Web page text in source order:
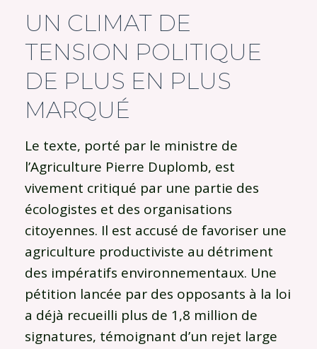
UN CLIMAT DE
TENSION POLITIQUE
DE PLUS EN PLUS
MARQUÉ
Le texte, porté par le ministre de
l’Agriculture Pierre Duplomb, est
vivement critiqué par une partie des
écologistes et des organisations
citoyennes. Il est accusé de favoriser une
agriculture productiviste au détriment
des impératifs environnementaux. Une
pétition lancée par des opposants à la loi
a déjà recueilli plus de 1,8 million de
signatures, témoignant d’un rejet large